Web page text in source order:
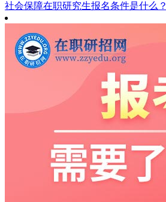
社会保障在职研究生报名条件是什么？